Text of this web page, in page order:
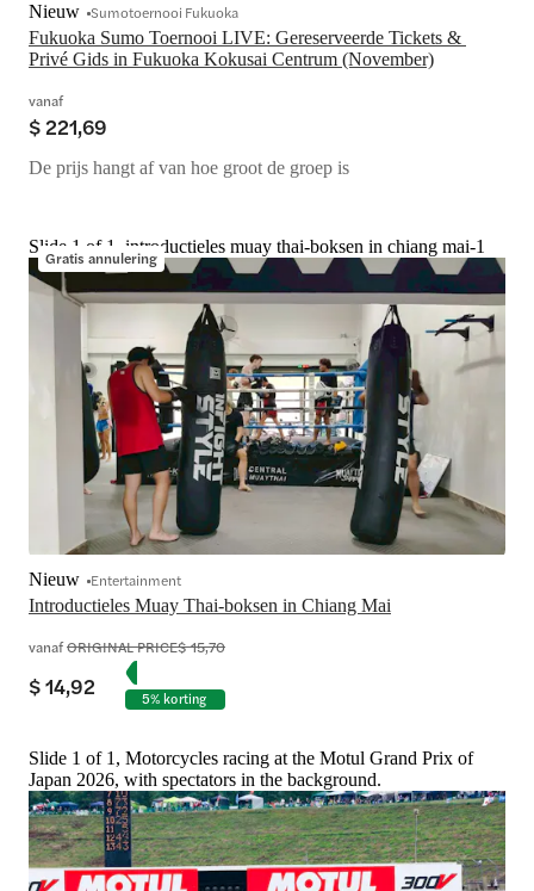
Fukuoka Sumo Toernooi LIVE: Gereserveerde Tickets &
Privé Gids in Fukuoka Kokusai Centrum (November)
Nieuw Sumotoernooi Fukuoka
vanaf
$ 221,69
De prijs hangt af van hoe groot de groep is
Gratis annulering
Slide 1 of 1, introductieles muay thai-boksen in chiang mai-1
Introductieles Muay Thai-boksen in Chiang Mai
Nieuw Entertainment
vanafORIGINAL PRICE$ 15,70
$ 14,92 5% korting
Slide 1 of 1, Motorcycles racing at the Motul Grand Prix of
Japan 2026, with spectators in the background.